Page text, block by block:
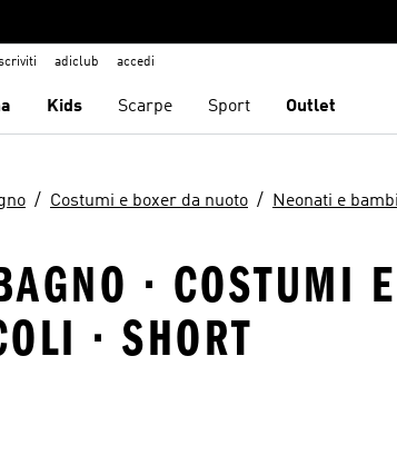
adiclub accedi
Kids Scarpe Sport Outlet
Costumi e boxer da nuoto Neonati e
· COSTUMI
· SHORT